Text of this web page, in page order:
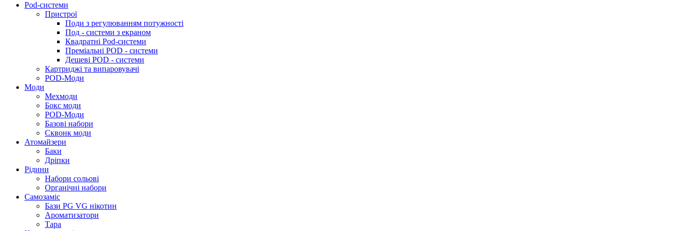
Pod-системи
Пристрої
Поди з регулюванням потужності
Под - системи з екраном
Квадратні Pod-системи
Преміальні POD - системи
Дешеві POD - системи
Картриджі та випаровувачі
POD-Моди
Моди
Мехмоди
Бокс моди
POD-Моди
Базові набори
Сквонк моди
Атомайзери
Баки
Дріпки
Рідини
Набори сольові
Органічні набори
Самозаміс
Бази PG VG нікотин
Ароматизатори
Тара